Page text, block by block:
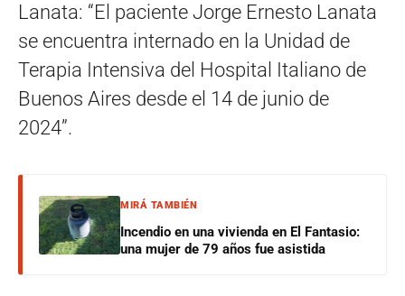
Lanata: “El paciente Jorge Ernesto Lanata
se encuentra internado en la Unidad de
Terapia Intensiva del Hospital Italiano de
Buenos Aires desde el 14 de junio de
2024”.
MIRÁ TAMBIÉN
Incendio en una vivienda en El Fantasio:
una mujer de 79 años fue asistida